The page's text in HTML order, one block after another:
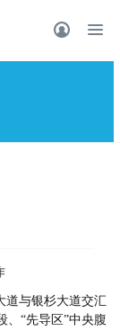
道与银杉大道交汇
、“先导区”中央腹